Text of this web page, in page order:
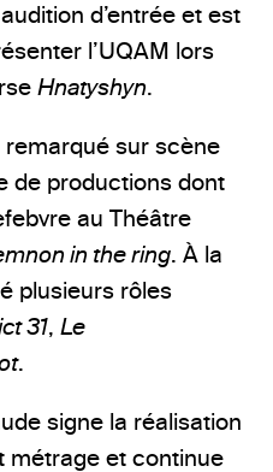
d’entrée et est
l’UQAM lors
Hnatyshyn.
remarqué sur scène
de productions dont
au Théâtre
in the ring. À la
plusieurs rôles
31, Le
.
signe la réalisation
métrage et continue